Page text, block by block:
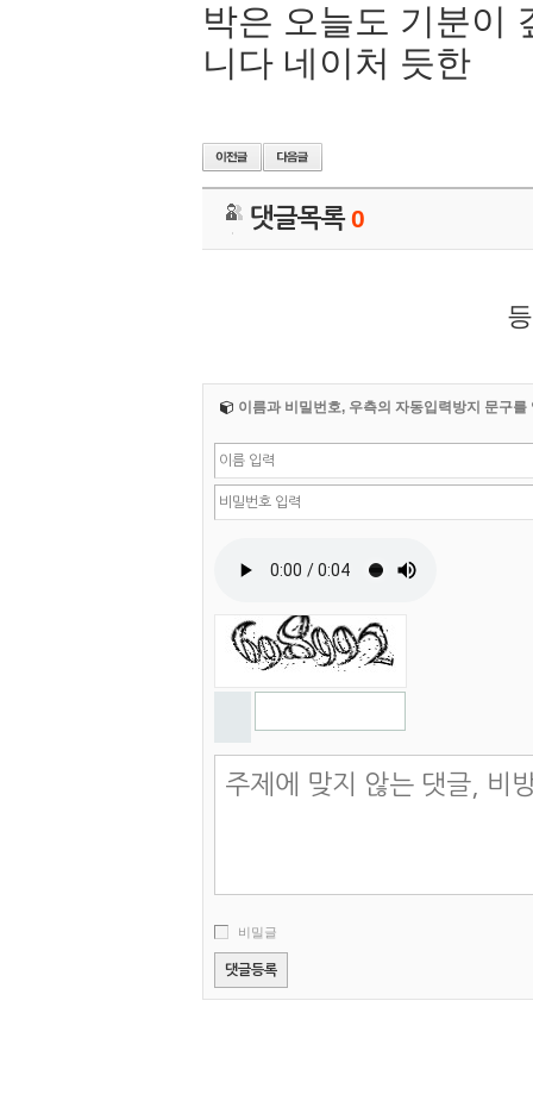
박은 오늘도 기분이
니다 네이처 듯한
댓글목록0
이름과 비밀번호, 우측의 자동입력방지 문구를
비밀글